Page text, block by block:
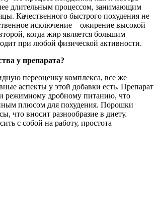
длительным процессом, занимающим
Качественного быстрого похудения не
исключение – ожирение высокой
когда жир является большим
при любой физической активности.
у препарата?
переоценку комплекса, все же
аспекты у этой добавки есть. Препарат
режимному дробному питанию, что
плюсом для похудения. Порошки
что вносит разнообразие в диету.
с собой на работу, простота